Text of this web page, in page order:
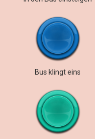
Bus klingt eins